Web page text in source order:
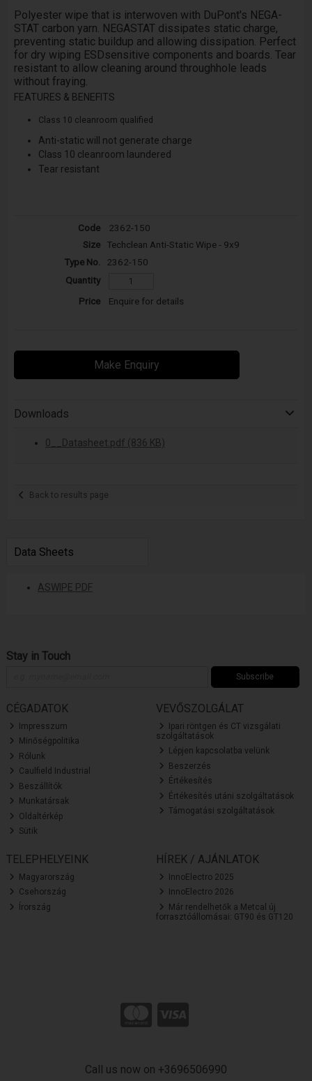
Polyester wipe that is interwoven with DuPont's NEGA­
STAT carbon yarn. NEGA­STAT dissipates static charge,
preventing static build­up and allowing dissipation. Perfect
for dry wiping ESD­sensitive components and boards. Tear
resistant to allow cleaning around through­hole leads
without fraying.
FEATURES & BENEFITS
Class 10 cleanroom qualified
Anti-static will not generate charge
Class 10 cleanroom laundered
Tear resistant
2362-150
Techclean Anti-Static Wipe - 9x9
2362-150
Enquire for details
Make Enquiry
Downloads
0__Datasheet.pdf (836 KB)
Back to results page
Data Sheets
ASWIPE PDF
Stay in Touch
Subscribe
CÉGADATOK
Impresszum
Minőségpolitika
Rólunk
Caulfield Industrial
Beszállítók
Munkatársak
Oldaltérkép
Sütik
VEVŐSZOLGÁLAT
Ipari röntgen és CT vizsgálati
szolgáltatások
Lépjen kapcsolatba velünk
Beszerzés
Értékesítés
Értékesítés utáni szolgáltatások
Támogatási szolgáltatások
TELEPHELYEINK
Magyarország
Csehország
Írország
HÍREK / AJÁNLATOK
InnoElectro 2025
InnoElectro 2026
Már rendelhetők a Metcal új
forrasztóállomásai: GT90 és GT120
Call us now on +3696506990